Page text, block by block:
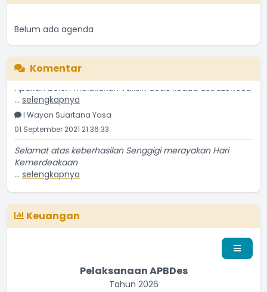
Belum ada agenda
Komentar
Apakah boleh melakukan vaksin dosis kedua astrazeneca
...selengkapnya
I Wayan Suartana Yasa
01 September 2021 21:36:33
Kemerdeakaan
...selengkapnya
Penduduk Biasa
Keuangan
Pelaksanaan APBDes
Tahun 2026